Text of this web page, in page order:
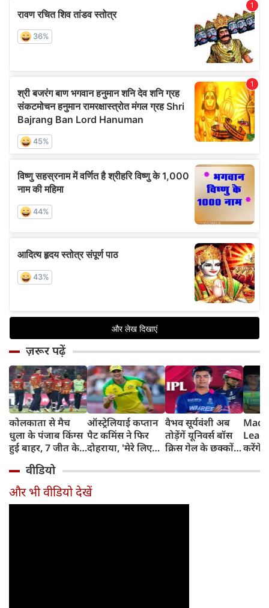
ज़रूर पढ़ें
कोलकाता से मैच
धुला के पंजाब किंग्स
हुई बाहर, 7 जीत के
ऑस्ट्रेलियाई कप्तान
पैट कमिंस ने फिर
दोहराया, 'मेरे लिए
वैभव सूर्यवंशी अब
तोड़ेंगें यूनिवर्स बॉस
क्रिस गेल के छक्कों
करेंगे
टीम में
वीडियो
और भी वीडियो देखें